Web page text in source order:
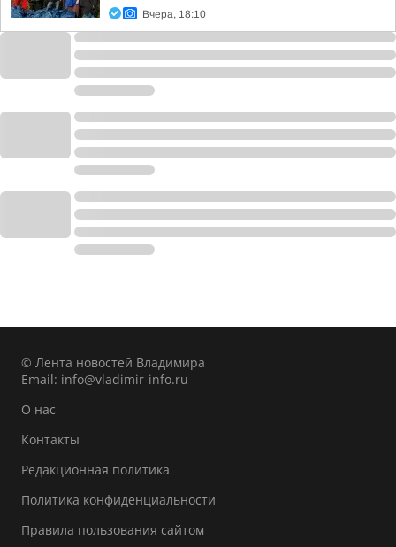
Вчера, 18:10
© Лента новостей Владимира
Email: info@vladimir-info.ru
О нас
Контакты
Редакционная политика
Политика конфиденциальности
Правила пользования сайтом